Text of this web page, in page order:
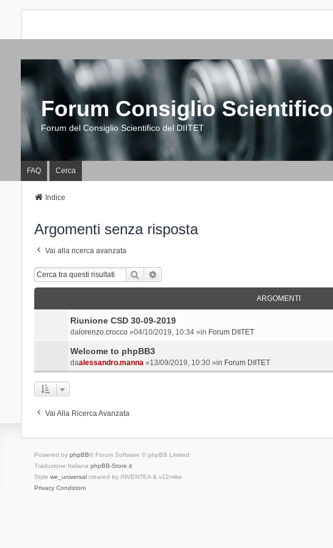
Forum Consiglio Scientifico
Forum del Consiglio Scientifico del DIITET
FAQ Cerca
Indice
Argomenti senza risposta
Vai alla ricerca avanzata
Cerca
ARGOMENTI
Riunione CSD 30-09-2019
dalorenzo.crocco»04/10/2019, 10:34 »in Forum DIITET
Welcome to phpBB3
daalessandro.manna»13/09/2019, 10:30 »in Forum DIITET
Vai Alla Ricerca Avanzata
Powered by phpBB® Forum Software © phpBB Limited
Traduzione Italiana phpBB-Store.it
Style we_universalcreated by INVENTEA & v12mike
Privacy Condizioni